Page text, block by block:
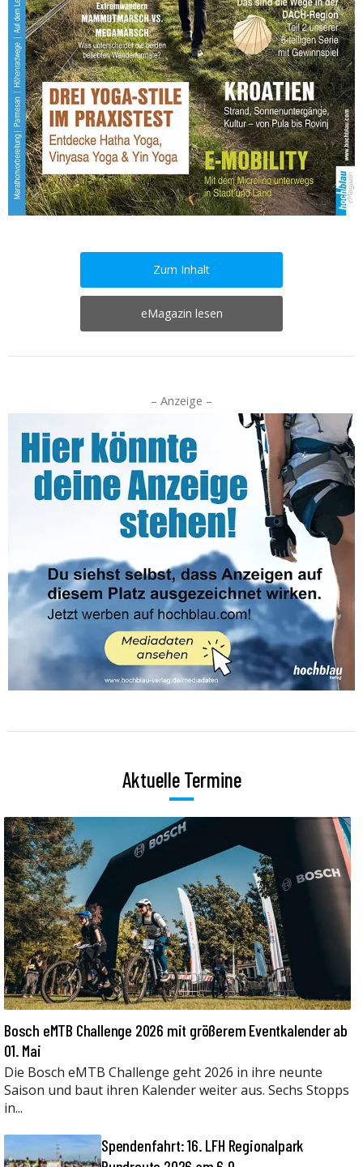
Zum Inhalt
eMagazin lesen
– Anzeige –
Aktuelle Termine
Bosch eMTB Challenge 2026 mit größerem Eventkalender ab
01. Mai
Die Bosch eMTB Challenge geht 2026 in ihre neunte
Saison und baut ihren Kalender weiter aus. Sechs Stopps
in...
Spendenfahrt: 16. LFH Regionalpark